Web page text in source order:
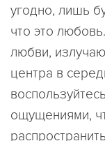
угодно, лишь
что это
любви,
центра в
ощущениями,